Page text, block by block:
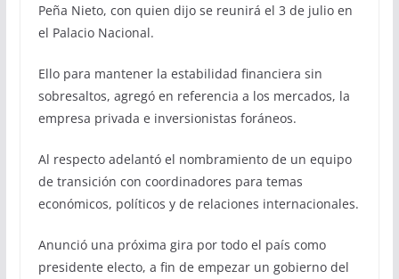
Peña Nieto, con quien dijo se reunirá el 3 de julio en
el Palacio Nacional.
Ello para mantener la estabilidad financiera sin
sobresaltos, agregó en referencia a los mercados, la
empresa privada e inversionistas foráneos.
Al respecto adelantó el nombramiento de un equipo
de transición con coordinadores para temas
económicos, políticos y de relaciones internacionales.
Anunció una próxima gira por todo el país como
presidente electo, a fin de empezar un gobierno del